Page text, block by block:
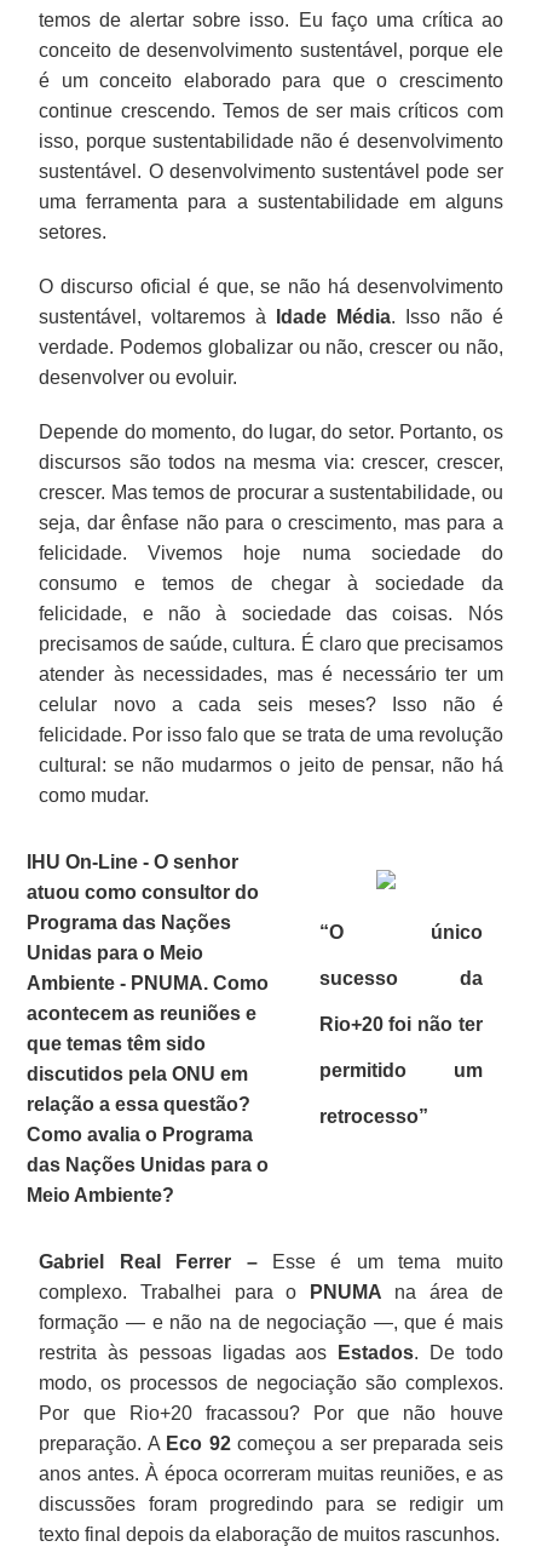
temos de alertar sobre isso. Eu faço uma crítica ao
conceito de desenvolvimento sustentável, porque ele
é um conceito elaborado para que o crescimento
continue crescendo. Temos de ser mais críticos com
isso, porque sustentabilidade não é desenvolvimento
sustentável. O desenvolvimento sustentável pode ser
uma ferramenta para a sustentabilidade em alguns
setores.
O discurso oficial é que, se não há desenvolvimento
sustentável, voltaremos à
Idade Média. Isso não é
verdade. Podemos globalizar ou não, crescer ou não,
desenvolver ou evoluir.
Depende do momento, do lugar, do setor. Portanto, os
discursos são todos na mesma via: crescer, crescer,
crescer. Mas temos de procurar a sustentabilidade, ou
seja, dar ênfase não para o crescimento, mas para a
felicidade. Vivemos hoje numa sociedade do
consumo e temos de chegar à sociedade da
felicidade, e não à sociedade das coisas. Nós
precisamos de saúde, cultura. É claro que precisamos
atender às necessidades, mas é necessário ter um
celular novo a cada seis meses? Isso não é
felicidade. Por isso falo que se trata de uma revolução
cultural: se não mudarmos o jeito de pensar, não há
como mudar.
“O único
sucesso da
Rio+20 foi não ter
permitido um
retrocesso”
IHU On-Line - O senhor
atuou como consultor do
Programa das Nações
Unidas para o Meio
Ambiente - PNUMA. Como
acontecem as reuniões e
que temas têm sido
discutidos pela ONU em
relação a essa questão?
Como avalia o Programa
das Nações Unidas para o
Meio Ambiente?
Gabriel Real Ferrer –Esse é um tema muito
complexo. Trabalhei para o
PNUMA na área de
formação — e não na de negociação —, que é mais
restrita às pessoas ligadas aos
Estados. De todo
modo, os processos de negociação são complexos.
Por que Rio+20 fracassou? Por que não houve
preparação. A Eco 92começou a ser preparada seis
anos antes. À época ocorreram muitas reuniões, e as
discussões foram progredindo para se redigir um
texto final depois da elaboração de muitos rascunhos.